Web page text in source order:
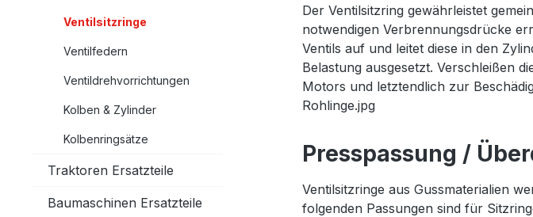
Ventilsitzringe
Ventilfedern
Ventildrehvorrichtungen
Kolben & Zylinder
Kolbenringsätze
Traktoren Ersatzteile
Baumaschinen Ersatzteile
Der Ventilsitzring gewährleistet
notwendigen Verbrennungsdrücke
Ventils auf und leitet diese in den
Belastung ausgesetzt. Verschleißen
Motors und letztendlich zur
Rohlinge.jpg
Presspassung /
Ventilsitzringe aus Gussmaterialien
folgenden Passungen sind für